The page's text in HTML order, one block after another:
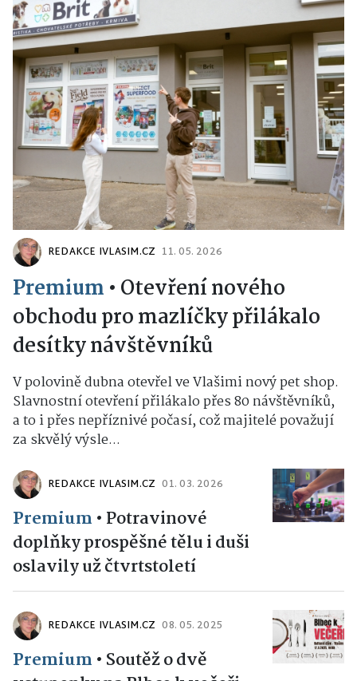
REDAKCE IVLASIM.CZ 11. 05. 2026
Premium • Otevření nového
obchodu pro mazlíčky přilákalo
desítky návštěvníků
V polovině dubna otevřel ve Vlašimi nový pet shop.
Slavnostní otevření přilákalo přes 80 návštěvníků,
a to i přes nepříznivé počasí, což majitelé považují
za skvělý výsle...
REDAKCE IVLASIM.CZ 01. 03. 2026
Premium • Potravinové
doplňky prospěšné tělu i duši
oslavily už čtvrtstoletí
REDAKCE IVLASIM.CZ 08. 05. 2025
Premium • Soutěž o dvě